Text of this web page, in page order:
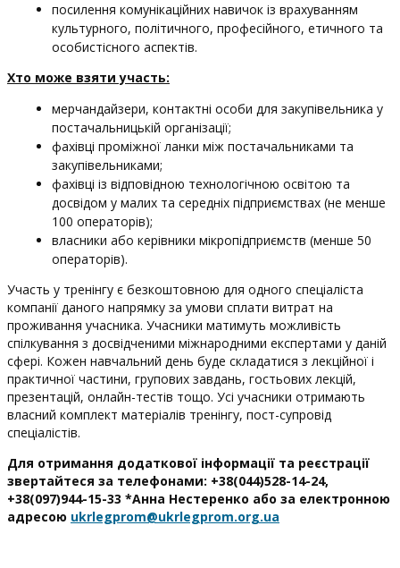
посилення комунікаційних навичок із врахуванням
культурного, політичного, професійного, етичного та
особистісного аспектів.
Хто може взяти участь:
мерчандайзери, контактні особи для закупівельника у
постачальницькій організації;
фахівці проміжної ланки між постачальниками та
закупівельниками;
фахівці із відповідною технологічною освітою та
досвідом у малих та середніх підприємствах (не менше
100 операторів);
власники або керівники мікропідприємств (менше 50
операторів).
Участь у тренінгу є безкоштовною для одного спеціаліста
компанії даного напрямку за умови сплати витрат на
проживання учасника. Учасники матимуть можливість
спілкування з досвідченими міжнародними експертами у даній
сфері. Кожен навчальний день буде складатися з лекційної і
практичної частини, групових завдань, гостьових лекцій,
презентацій, онлайн-тестів тощо. Усі учасники отримають
власний комплект матеріалів тренінгу, пост-супровід
спеціалістів.
Для отримання додаткової інформації та реєстрації
звертайтеся за телефонами: +38(044)528-14-24,
+38(097)944-15-33 *Анна Нестеренко або за електронною
адресою ukrlegprom@ukrlegprom.org.ua